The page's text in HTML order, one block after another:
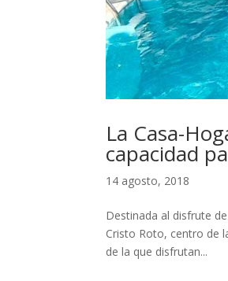
La Casa-
capacidad
14 agosto, 2018
Destinada al disfrute
Cristo Roto, centro de
de la que disfrutan...